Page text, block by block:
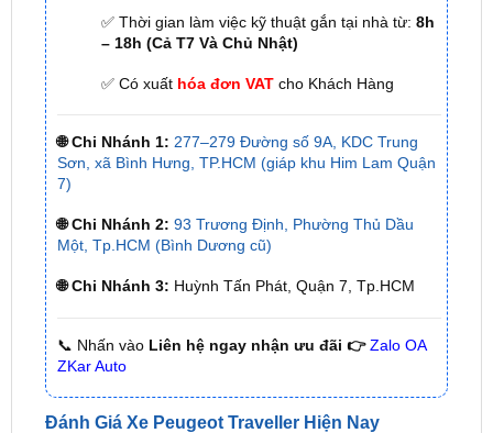
✅ Có xuấthóa đơn VATcho Khách Hàng
🌐 Chi Nhánh 1: 277–279 Đường số 9A, KDC Trung
🌐 Chi Nhánh 2: 93 Trương Định, Phường Thủ Dầu
Một, Tp.HCM (Bình Dương cũ)
🌐 Chi Nhánh 3: Huỳnh Tấn Phát, Quận 7, Tp.HCM
📞 Nhấn vàoLiên hệ ngay nhận ưu đãi 👉 Zalo OA
Đánh Giá Xe Peugeot Traveller Hiện Nay
Mẫu MPV cỡ lớn của thương hiệu Pháp lắp ráp
trong nước, bán ra hai phiên bản với nhiều công